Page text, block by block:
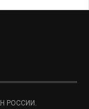
РОССИИ.